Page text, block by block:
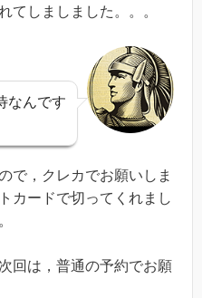
てしましました。。。
なんです
で，クレカでお願いしま
カードで切ってくれまし
回は，普通の予約でお願